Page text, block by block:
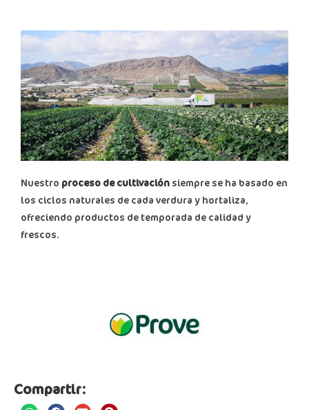
Nuestro proceso de cultivación siempre se ha basado en
los ciclos naturales de cada verdura y hortaliza,
ofreciendo productos de temporada de calidad y
frescos.
Compartir: